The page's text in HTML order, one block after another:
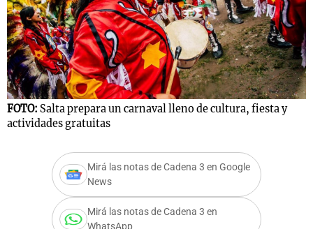
FOTO: Salta prepara un carnaval lleno de cultura, fiesta y
actividades gratuitas
Mirá las notas de Cadena 3 en Google
News
Mirá las notas de Cadena 3 en
Notas
Notas